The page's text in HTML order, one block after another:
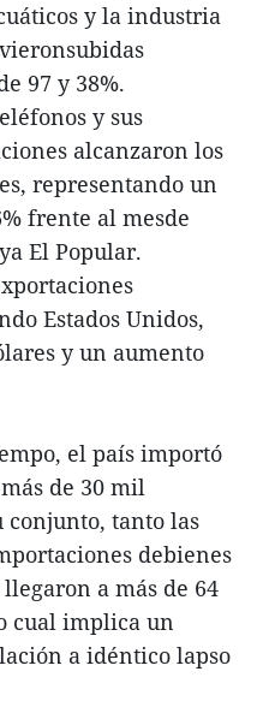
y la industria
97 y 38%.
y sus
alcanzaron los
representando un
frente al mesde
El Popular.
Estados Unidos,
y un aumento
el país importó
de 30 mil
conjunto, tanto las
debienes
a más de 64
cual implica un
a idéntico lapso